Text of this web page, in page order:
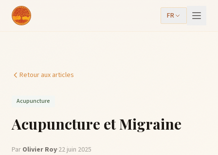
FR
Retour aux articles
Acupuncture
Acupuncture et Migraine
Par Olivier Roy·22 juin 2025